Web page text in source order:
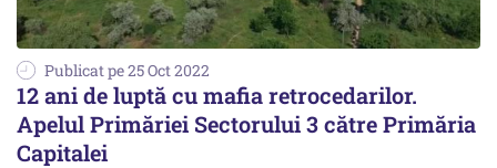
Publicat pe 25 Oct 2022
12 ani de luptă cu mafia retrocedarilor.
Apelul Primăriei Sectorului 3 către Primăria
Capitalei